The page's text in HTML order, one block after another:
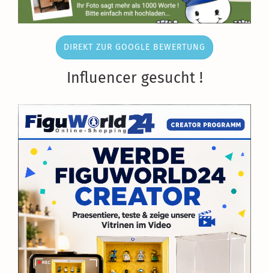
DIREKT ZUR GOOGLE BEWERTUNG
Influencer gesucht !